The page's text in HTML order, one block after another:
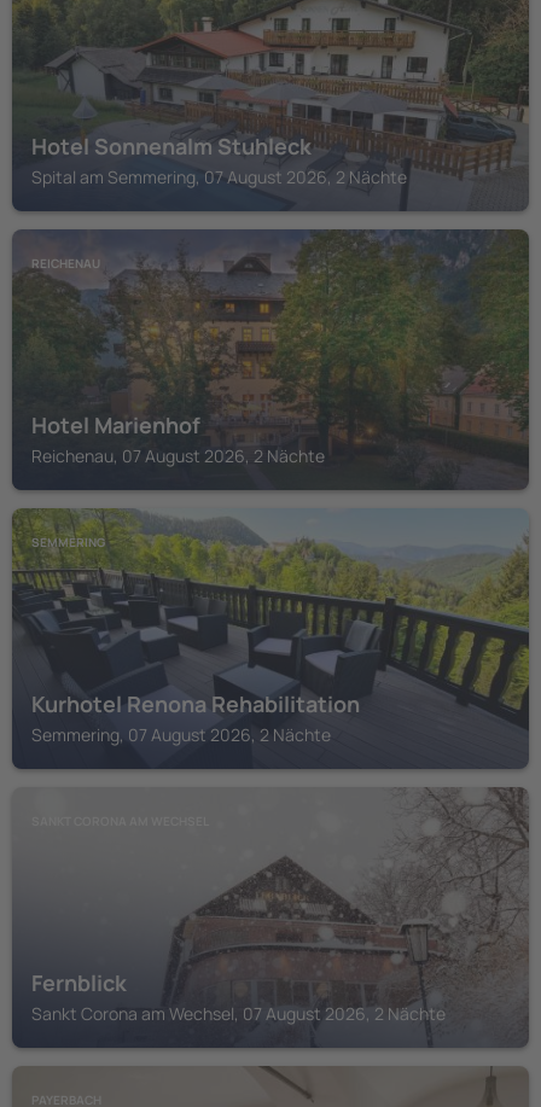
Hotel Sonnenalm Stuhleck
Spital am Semmering, 07 August 2026, 2 Nächte
REICHENAU
Hotel Marienhof
Reichenau, 07 August 2026, 2 Nächte
SEMMERING
Kurhotel Renona Rehabilitation
Semmering, 07 August 2026, 2 Nächte
Fernblick
Sankt Corona am Wechsel, 07 August 2026, 2 Nächte
PAYERBACH